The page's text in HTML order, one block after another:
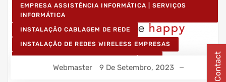
EMPRESA ASSISTÊNCIA INFORMÁTICA | SERVIÇOS
INFORMÁTICA
INSTALAÇÃO CABLAGEM DE REDE
INSTALAÇÃO DE REDES WIRELESS EMPRESAS
Webmaster 9 De Setembro, 2023 Contact